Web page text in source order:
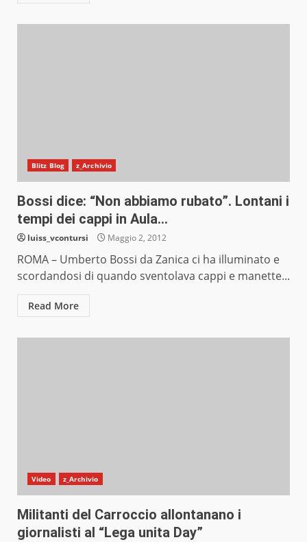
Blitz Blog z_Archivio
Bossi dice: “Non abbiamo rubato”. Lontani i
tempi dei cappi in Aula…
luiss_vcontursi Maggio 2, 2012
ROMA – Umberto Bossi da Zanica ci ha illuminato e
scordandosi di quando sventolava cappi e manette...
Read More
Video z_Archivio
Militanti del Carroccio allontanano i
giornalisti al “Lega unita Day”